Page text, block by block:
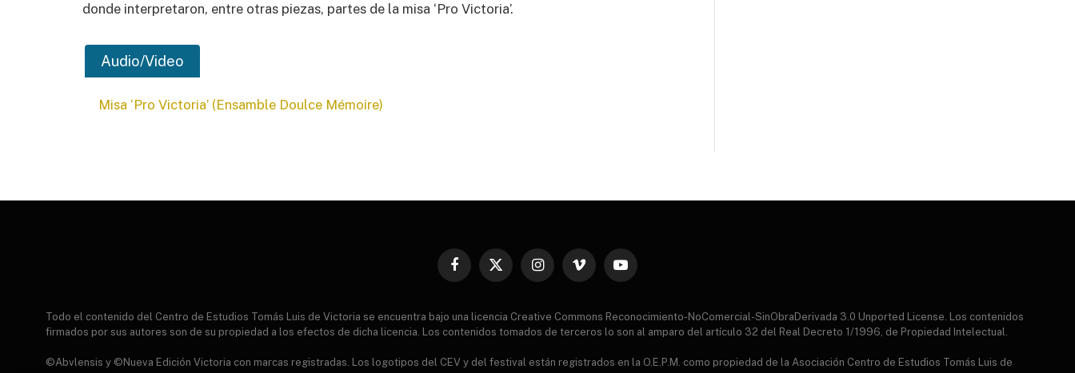
donde interpretaron, entre otras piezas, partes de la misa ‘Pro Victoria’.
Audio/Video
Misa ‘Pro Victoria’ (Ensamble Doulce Mémoire)
Facebook
X
InstagramVimeo YouTube
Todo el contenido del Centro de Estudios Tomás Luis de Victoria se encuentra bajo una licencia Creative Commons Reconocimiento-NoComercial-SinObraDerivada 3.0 Unported License. Los contenidos
firmados por sus autores son de su propiedad a los efectos de dicha licencia. Los contenidos tomados de terceros lo son al amparo del artículo 32 del Real Decreto 1/1996, de Propiedad Intelectual.
©Abvlensis y ©Nueva Edición Victoria con marcas registradas. Los logotipos del CEV y del festival están registrados en la O.E.P.M. como propiedad de la Asociación Centro de Estudios Tomás Luis de